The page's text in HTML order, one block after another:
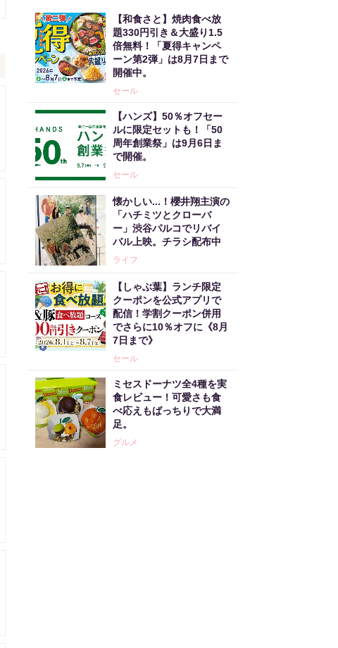
【和食さと】焼肉食べ放
題330円引き＆大盛り1.5
倍無料！「夏得キャンペ
ーン第2弾」は8月7日まで
開催中。
セール
【ハンズ】50％オフセー
ルに限定セットも！「50
周年創業祭」は9月6日ま
で開催。
セール
懐かしい...！櫻井翔主演の
「ハチミツとクローバ
ー」渋谷パルコでリバイ
バル上映。チラシ配布中
ライフ
【しゃぶ葉】ランチ限定
クーポンを公式アプリで
配信！学割クーポン併用
でさらに10％オフに《8月
7日まで》
セール
ミセスドーナツ全4種を実
食レビュー！可愛さも食
べ応えもばっちりで大満
足。
グルメ